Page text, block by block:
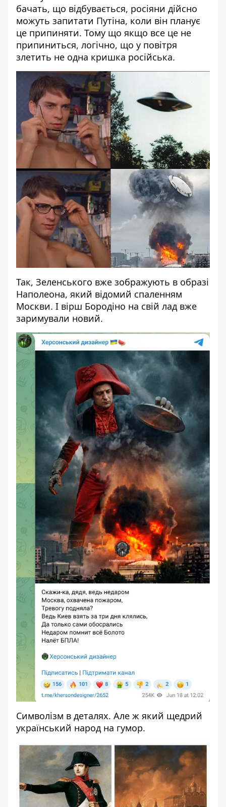
бачать, що відбувається, росіяни дійсно
можуть запитати Путіна, коли він планує
це припиняти. Тому що якщо все це не
припиниться, логічно, що у повітря
злетить не одна кришка російська.
Так, Зеленського вже зображують в образі
Наполеона, який відомий спаленням
Москви. І вірш Бородіно на свій лад вже
заримували новий.
Символізм в деталях. Але ж який щедрий
український народ на гумор.